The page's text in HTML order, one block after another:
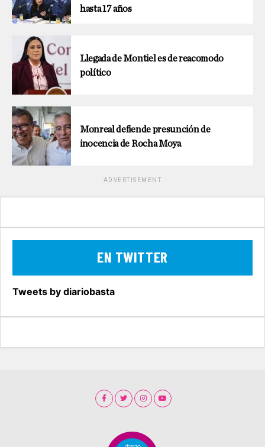
hasta 17 años
Llegada de Montiel es de reacomodo
político
Monreal defiende presunción de
inocencia de Rocha Moya
ADVERTISEMENT
EN TWITTER
Tweets by diariobasta